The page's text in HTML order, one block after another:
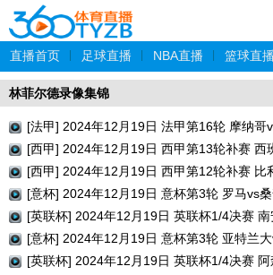
直播首页 足球直播 NBA直播 篮球直
林菲尔德录像集锦
[法甲] 2024年12月19日 法甲第16轮 摩纳哥
录像回放
[西甲] 2024年12月19日 西甲第13轮补赛 西
场录像回放
[西甲] 2024年12月19日 西甲第12轮补赛 比
诺 全场录像回放
[意杯] 2024年12月19日 意杯第3轮 罗马vs
放
[英联杯] 2024年12月19日 英联杯1/4决赛
录像回放
[意杯] 2024年12月19日 意杯第3轮 亚特兰
放
[英联杯] 2024年12月19日 英联杯1/4决赛